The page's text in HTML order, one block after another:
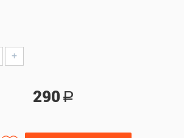
+
290 Р